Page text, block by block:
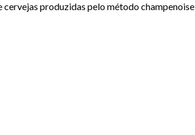
produzidas pelo método champenoise